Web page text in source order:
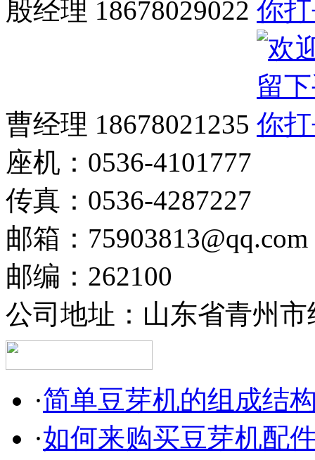
殷经理 18678029022
曹经理 18678021235
座机：0536-4101777
传真：0536-4287227
邮箱：75903813@qq.com
邮编：262100
公司地址：山东省青州
·简单豆芽机的组成结
·如何来购买豆芽机配